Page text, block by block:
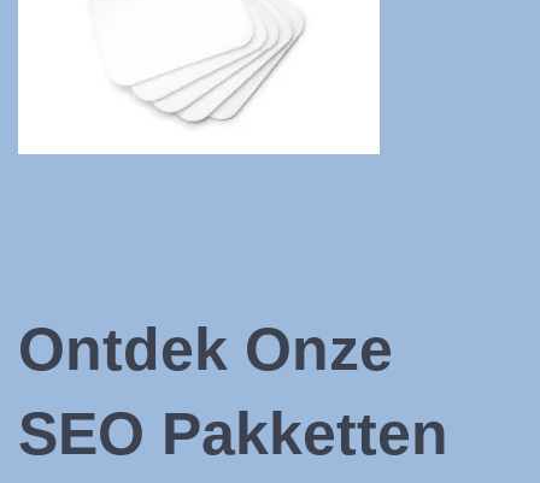
Ontdek Onze
SEO Pakketten